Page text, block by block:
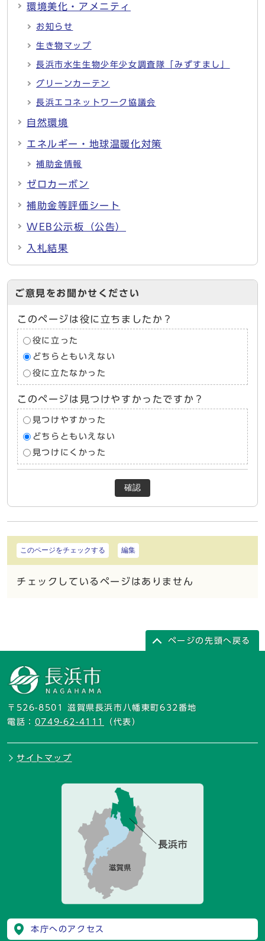
環境美化・アメニティ
お知らせ
生き物マップ
長浜市水生生物少年少女調査隊「みずすまし」
グリーンカーテン
長浜エコネットワーク協議会
自然環境
エネルギー・地球温暖化対策
補助金情報
ゼロカーボン
補助金等評価シート
WEB公示板（公告）
入札結果
ご意見をお聞かせください
このページは役に立ちましたか？
役に立った
どちらともいえない
役に立たなかった
このページは見つけやすかったですか？
見つけやすかった
どちらともいえない
見つけにくかった
確認
このページをチェックする 編集
チェックしているページはありません
ページの先頭へ戻る
〒526-8501 滋賀県長浜市八幡東町632番地
電話： 0749-62-4111 （代表）
サイトマップ
本庁へのアクセス